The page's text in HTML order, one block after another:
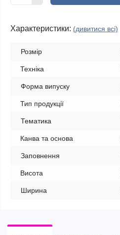
Характеристики: (дивитися всі)
Розмір
Техніка
Форма випуску
Тип продукції
Тематика
Канва та основа
Заповнення
Висота
Ширина